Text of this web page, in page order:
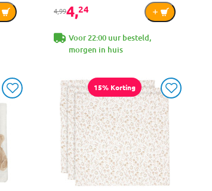
4,994,24
Voor 22:00 uur besteld,
morgen in huis
15% Korting